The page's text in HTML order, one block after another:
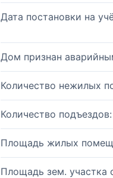
Дата постановки на
Дом признан
Количество нежилых
Количество подъездов:
Площадь жилых
Площадь зем. участка